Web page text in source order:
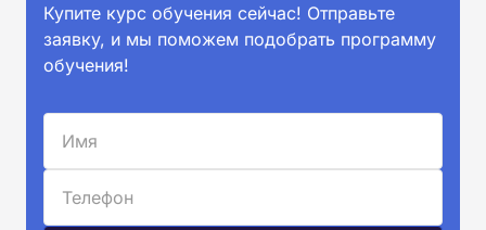
Купите курс обучения сейчас! Отправьте
заявку, и мы поможем подобрать программу
обучения!